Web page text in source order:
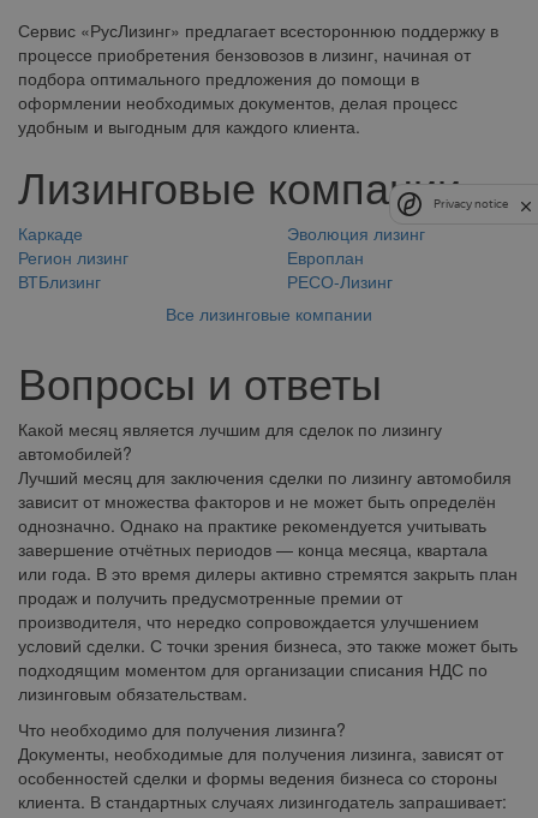
Сервис «РусЛизинг» предлагает всестороннюю поддержку в
процессе приобретения бензовозов в лизинг, начиная от
подбора оптимального предложения до помощи в
оформлении необходимых документов, делая процесс
удобным и выгодным для каждого клиента.
Лизинговые компании
Каркаде
Эволюция лизинг
Регион лизинг
Европлан
ВТБлизинг
РЕСО-Лизинг
Все лизинговые компании
Вопросы и ответы
Какой месяц является лучшим для сделок по лизингу
автомобилей?
Лучший месяц для заключения сделки по лизингу автомобиля
зависит от множества факторов и не может быть определён
однозначно. Однако на практике рекомендуется учитывать
завершение отчётных периодов — конца месяца, квартала
или года. В это время дилеры активно стремятся закрыть план
продаж и получить предусмотренные премии от
производителя, что нередко сопровождается улучшением
условий сделки. С точки зрения бизнеса, это также может быть
подходящим моментом для организации списания НДС по
лизинговым обязательствам.
Что необходимо для получения лизинга?
Документы, необходимые для получения лизинга, зависят от
особенностей сделки и формы ведения бизнеса со стороны
клиента. В стандартных случаях лизингодатель запрашивает:
Privacy notice